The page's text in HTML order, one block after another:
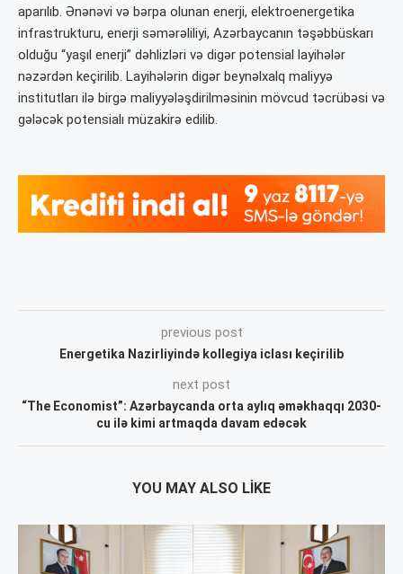
aparılıb. Ənənəvi və bərpa olunan enerji, elektroenergetika
infrastrukturu, enerji səmərəliliyi, Azərbaycanın təşəbbüskarı
olduğu “yaşıl enerji” dəhlizləri və digər potensial layihələr
nəzərdən keçirilib. Layihələrin digər beynəlxalq maliyyə
institutları ilə birgə maliyyələşdirilməsinin mövcud təcrübəsi və
gələcək potensialı müzakirə edilib.
previous post
Energetika Nazirliyində kollegiya iclası keçirilib
next post
“The Economist”: Azərbaycanda orta aylıq əməkhaqqı 2030-
cu ilə kimi artmaqda davam edəcək
YOU MAY ALSO LIKE